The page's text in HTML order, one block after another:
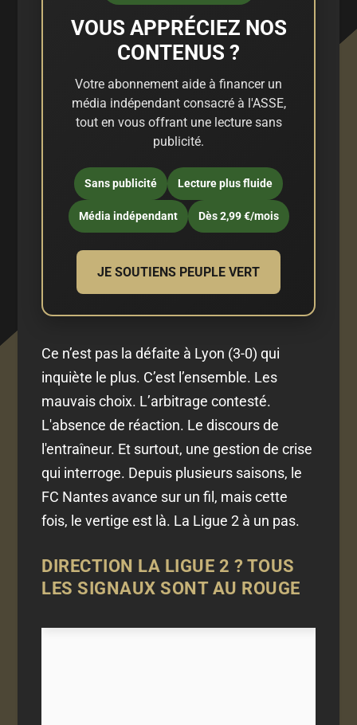
VOUS APPRÉCIEZ NOS
CONTENUS ?
Votre abonnement aide à financer un
média indépendant consacré à l'ASSE,
tout en vous offrant une lecture sans
publicité.
Sans publicité Lecture plus fluide
Média indépendant Dès 2,99 €/mois
JE SOUTIENS PEUPLE VERT
Ce n’est pas la défaite à Lyon (3-0) qui
inquiète le plus. C’est l’ensemble. Les
mauvais choix. L’arbitrage contesté.
L'absence de réaction. Le discours de
l'entraîneur. Et surtout, une gestion de crise
qui interroge. Depuis plusieurs saisons, le
FC Nantes avance sur un fil, mais cette
fois, le vertige est là. La Ligue 2 à un pas.
DIRECTION LA LIGUE 2 ? TOUS
LES SIGNAUX SONT AU ROUGE